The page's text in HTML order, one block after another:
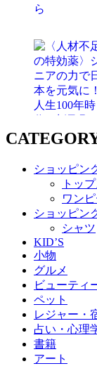
ショッピン
トッ
ワン
ショッピン
シャツ
KID’S
小物
グルメ
ビューティ
ペット
レジャー・
占い・心理
書籍
アート